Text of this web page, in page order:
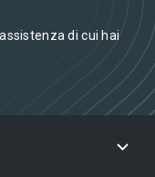
di cui hai